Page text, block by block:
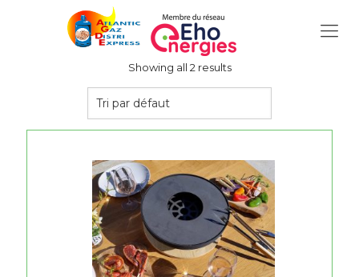
Showing all 2 results